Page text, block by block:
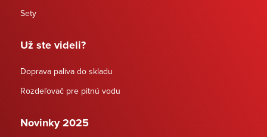
Sety
Už ste videli?
Doprava paliva do skladu
Rozdeľovač pre pitnú vodu
Novinky 2025